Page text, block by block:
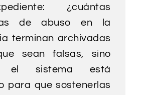
¿cuántas
de abuso en la
terminan archivadas
sean falsas, sino
el sistema está
para que sostenerlas